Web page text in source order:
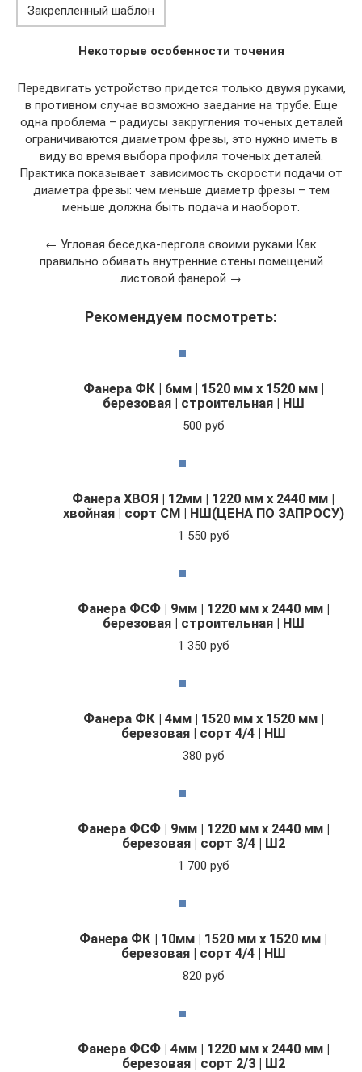
Закрепленный шаблон
Некоторые особенности точения
Передвигать устройство придется только двумя руками,
в противном случае возможно заедание на трубе. Еще
одна проблема – радиусы закругления точеных деталей
ограничиваются диаметром фрезы, это нужно иметь в
виду во время выбора профиля точеных деталей.
Практика показывает зависимость скорости подачи от
диаметра фрезы: чем меньше диаметр фрезы – тем
меньше должна быть подача и наоборот.
← Угловая беседка-пергола своими руками Как
правильно обивать внутренние стены помещений
листовой фанерой →
Рекомендуем посмотреть:
Фанера ФК | 6мм | 1520 мм х 1520 мм |
березовая | строительная | НШ
500 руб
Фанера ХВОЯ | 12мм | 1220 мм х 2440 мм |
хвойная | сорт СМ | НШ(ЦЕНА ПО ЗАПРОСУ)
1 550 руб
Фанера ФСФ | 9мм | 1220 мм х 2440 мм |
березовая | строительная | НШ
1 350 руб
Фанера ФК | 4мм | 1520 мм х 1520 мм |
березовая | сорт 4/4 | НШ
380 руб
Фанера ФСФ | 9мм | 1220 мм х 2440 мм |
березовая | сорт 3/4 | Ш2
1 700 руб
Фанера ФК | 10мм | 1520 мм х 1520 мм |
березовая | сорт 4/4 | НШ
820 руб
Фанера ФСФ | 4мм | 1220 мм х 2440 мм |
березовая | сорт 2/3 | Ш2